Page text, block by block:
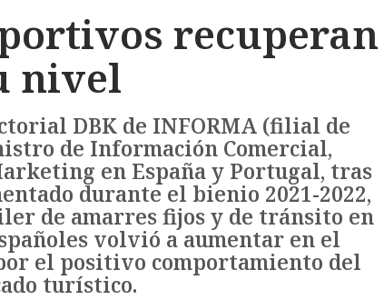
recuperan
nivel
DBK de INFORMA (filial de
de Información Comercial,
en España y Portugal, tras
durante el bienio 2021-2022,
de amarres fijos y de tránsito en
volvió a aumentar en el
el positivo comportamiento del
turístico.